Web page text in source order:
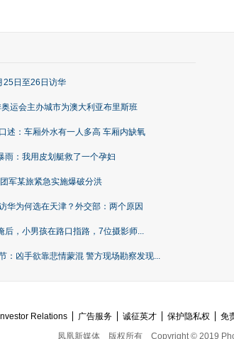
25日至26日访华
运会主办城市为澳大利亚布里斯班
述：车厢外水有一人多高 车厢内缺氧
雨：我用皮划艇救了一个孕妇
军某旅紧急实施爆破分洪
华为何选在天津？外交部：两个原因
后，小男孩在路口指路，7位摄影师...
：凶手欲靠悲情蒙混 警方现场勘察发现...
Relations 广告服务 诚征英才 保护隐私权 免
凤凰新媒体
版权所有 Copyright © 2019